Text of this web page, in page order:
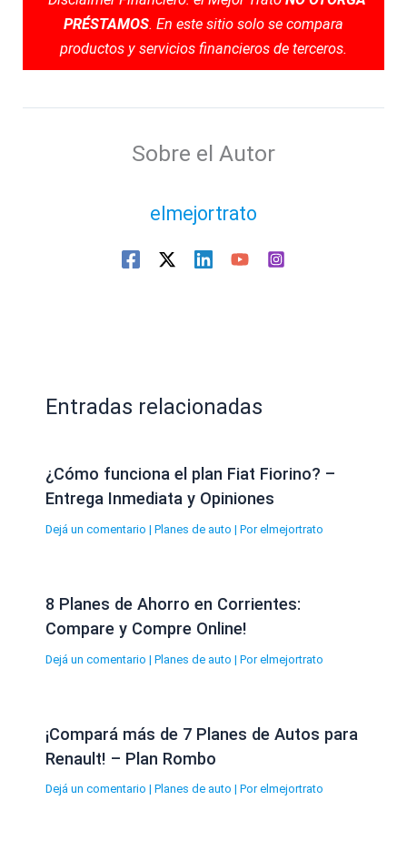
PRÉSTAMOS. En este sitio solo se compara
productos y servicios financieros de terceros.
Sobre el Autor
elmejortrato
Entradas relacionadas
¿Cómo funciona el plan Fiat Fiorino? –
Entrega Inmediata y Opiniones
Dejá un comentario | Planes de auto | Por elmejortrato
8 Planes de Ahorro en Corrientes:
Compare y Compre Online!
Dejá un comentario | Planes de auto | Por elmejortrato
¡Compará más de 7 Planes de Autos para
Renault! – Plan Rombo
Dejá un comentario | Planes de auto | Por elmejortrato